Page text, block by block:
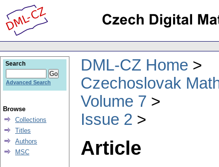
DML-CZ Home
Czechoslovak
Volume 7
Issue 2
Article
Search
Advanced Search
Browse
Collections
Titles
Authors
MSC